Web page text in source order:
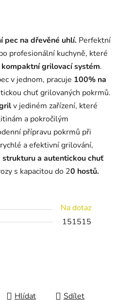
pec na dřevěné uhlí. Perfektní
profesionální kuchyně, které
grilovací systém.
v jednom, pracuje 100% na
chuť grilovaných pokrmů.
v jediném zařízení, které
a pokročilým
přípravu pokrmů při
a efektivní grilování,
a autentickou chuť
s kapacitou do 20 hostů.
Na dotaz
151515
Hlídat Sdílet